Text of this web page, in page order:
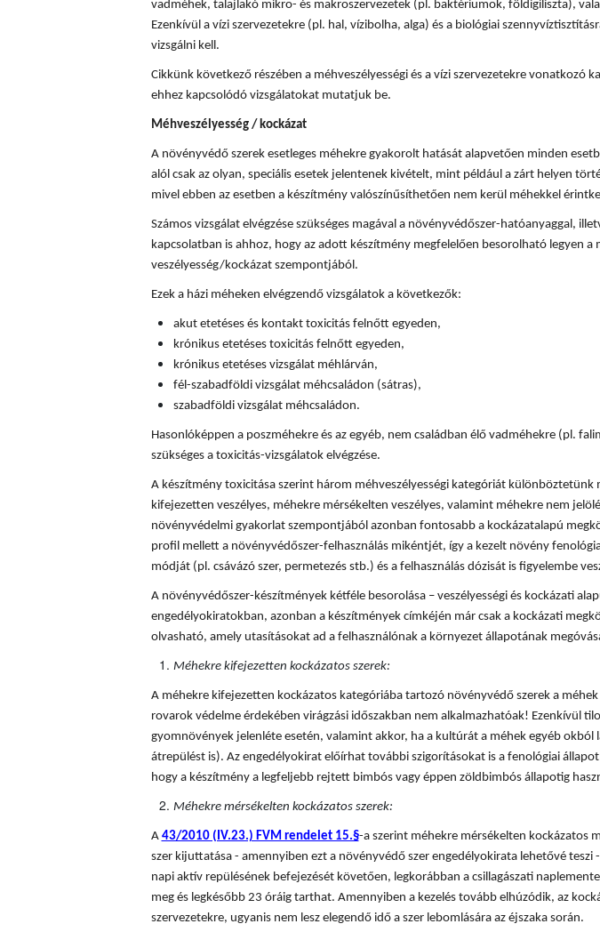
vadméhek, talajlakó mikro- és makroszervezetek (pl. baktériumok, földigiliszta),
Ezenkívül a vízi szervezetekre (pl. hal, vízibolha, alga) és a biológiai
vizsgálni kell.
Cikkünk következő részében a méhveszélyességi és a vízi szervezetekre vonatkozó
ehhez kapcsolódó vizsgálatokat mutatjuk be.
Méhveszélyesség / kockázat
A növényvédő szerek esetleges méhekre gyakorolt hatását alapvetően minden
alól csak az olyan, speciális esetek jelentenek kivételt, mint például a zárt helyen
mivel ebben az esetben a készítmény valószínűsíthetően nem kerül méhekkel
Számos vizsgálat elvégzése szükséges magával a növényvédőszer-hatóanyaggal,
kapcsolatban is ahhoz, hogy az adott készítmény megfelelően besorolható legyen a
veszélyesség/kockázat szempontjából.
Ezek a házi méheken elvégzendő vizsgálatok a következők:
akut etetéses és kontakt toxicitás felnőtt egyeden,
krónikus etetéses toxicitás felnőtt egyeden,
krónikus etetéses vizsgálat méhlárván,
fél-szabadföldi vizsgálat méhcsaládon (sátras),
szabadföldi vizsgálat méhcsaládon.
Hasonlóképpen a poszméhekre és az egyéb, nem családban élő vadméhekre (pl.
szükséges a toxicitás-vizsgálatok elvégzése.
A készítmény toxicitása szerint három méhveszélyességi kategóriát különböztetünk
kifejezetten veszélyes, méhekre mérsékelten veszélyes, valamint méhekre nem
növényvédelmi gyakorlat szempontjából azonban fontosabb a kockázatalapú
profil mellett a növényvédőszer-felhasználás mikéntjét, így a kezelt növény
módját (pl. csávázó szer, permetezés stb.) és a felhasználás dózisát is figyelembe
A növényvédőszer-készítmények kétféle besorolása – veszélyességi és kockázati
engedélyokiratokban, azonban a készítmények címkéjén már csak a kockázati
olvasható, amely utasításokat ad a felhasználónak a környezet állapotának
Méhekre kifejezetten kockázatos szerek:
A méhekre kifejezetten kockázatos kategóriába tartozó növényvédő szerek a méhek
rovarok védelme érdekében virágzási időszakban nem alkalmazhatóak! Ezenkívül
gyomnövények jelenléte esetén, valamint akkor, ha a kultúrát a méhek egyéb okból
átrepülést is). Az engedélyokirat előírhat további szigorításokat is a fenológiai
hogy a készítmény a legfeljebb rejtett bimbós vagy éppen zöldbimbós állapotig
Méhekre mérsékelten kockázatos szerek:
A 43/2010 (IV.23.) FVM rendelet 15.§-a szerint méhekre mérsékelten kockázatos
szer kijuttatása - amennyiben ezt a növényvédő szer engedélyokirata lehetővé teszi
napi aktív repülésének befejezését követően, legkorábban a csillagászati
meg és legkésőbb 23 óráig tarthat. Amennyiben a kezelés tovább elhúzódik, az
szervezetekre, ugyanis nem lesz elegendő idő a szer lebomlására az éjszaka során.